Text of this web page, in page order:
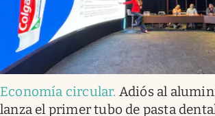
Economía circular. Adiós al
lanza el primer tubo de pasta